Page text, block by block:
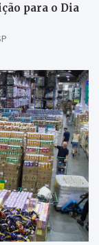
para o Dia